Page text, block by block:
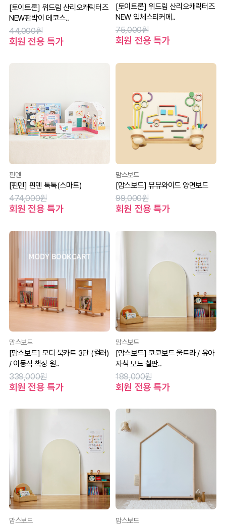
[토이트론] 위드림 산리오캐릭터즈
NEW판박이 데코스..
44,000원
회원 전용 특가
[토이트론] 위드림 산리오캐릭터즈
NEW 입체스티커메..
75,000원
회원 전용 특가
핀덴
[핀덴] 핀덴 톡톡(스마트)
474,000원
회원 전용 특가
맘스보드
[맘스보드] 뮤뮤와이드 양면보드
99,000원
회원 전용 특가
맘스보드
[맘스보드] 모디 북카트 3단 (컬러)
/ 이동식 책장 원..
339,000원
회원 전용 특가
맘스보드
[맘스보드] 코코보드 울트라 / 유아
자석 보드 칠판..
189,000원
회원 전용 특가
맘스보드 맘스보드